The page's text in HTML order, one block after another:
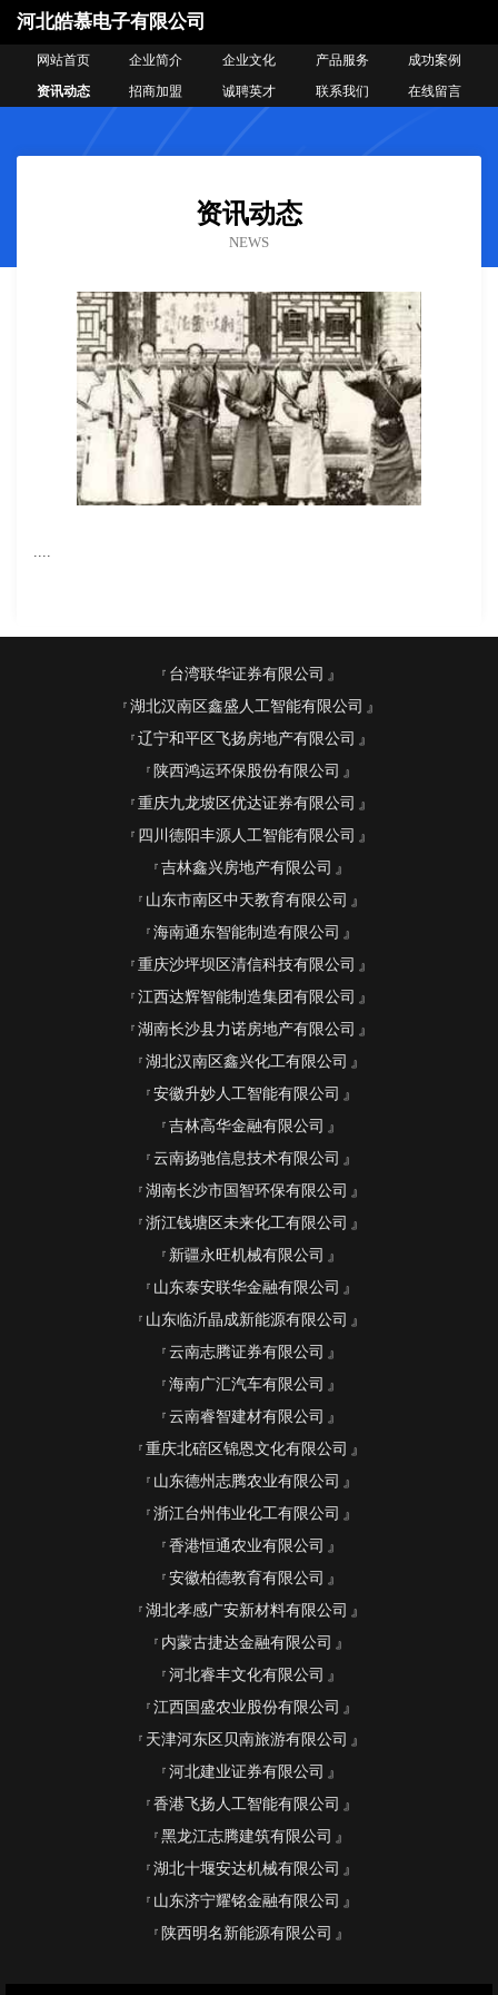
河北皓慕电子有限公司
网站首页 企业简介 企业文化 产品服务
成功案例
资讯动态
招商加盟 诚聘英才 联系我们 在线留言
资讯动态
NEWS
....
台湾联华证券有限公司
湖北汉南区鑫盛人工智能有限公司
辽宁和平区飞扬房地产有限公司
陕西鸿运环保股份有限公司
重庆九龙坡区优达证券有限公司
四川德阳丰源人工智能有限公司
吉林鑫兴房地产有限公司
山东市南区中天教育有限公司
海南通东智能制造有限公司
重庆沙坪坝区清信科技有限公司
江西达辉智能制造集团有限公司
湖南长沙县力诺房地产有限公司
湖北汉南区鑫兴化工有限公司
安徽升妙人工智能有限公司
吉林高华金融有限公司
云南扬驰信息技术有限公司
湖南长沙市国智环保有限公司
浙江钱塘区未来化工有限公司
新疆永旺机械有限公司
山东泰安联华金融有限公司
山东临沂晶成新能源有限公司
云南志腾证券有限公司
海南广汇汽车有限公司
云南睿智建材有限公司
重庆北碚区锦恩文化有限公司
山东德州志腾农业有限公司
浙江台州伟业化工有限公司
香港恒通农业有限公司
安徽柏德教育有限公司
湖北孝感广安新材料有限公司
内蒙古捷达金融有限公司
河北睿丰文化有限公司
江西国盛农业股份有限公司
天津河东区贝南旅游有限公司
河北建业证券有限公司
香港飞扬人工智能有限公司
黑龙江志腾建筑有限公司
湖北十堰安达机械有限公司
山东济宁耀铭金融有限公司
陕西明名新能源有限公司